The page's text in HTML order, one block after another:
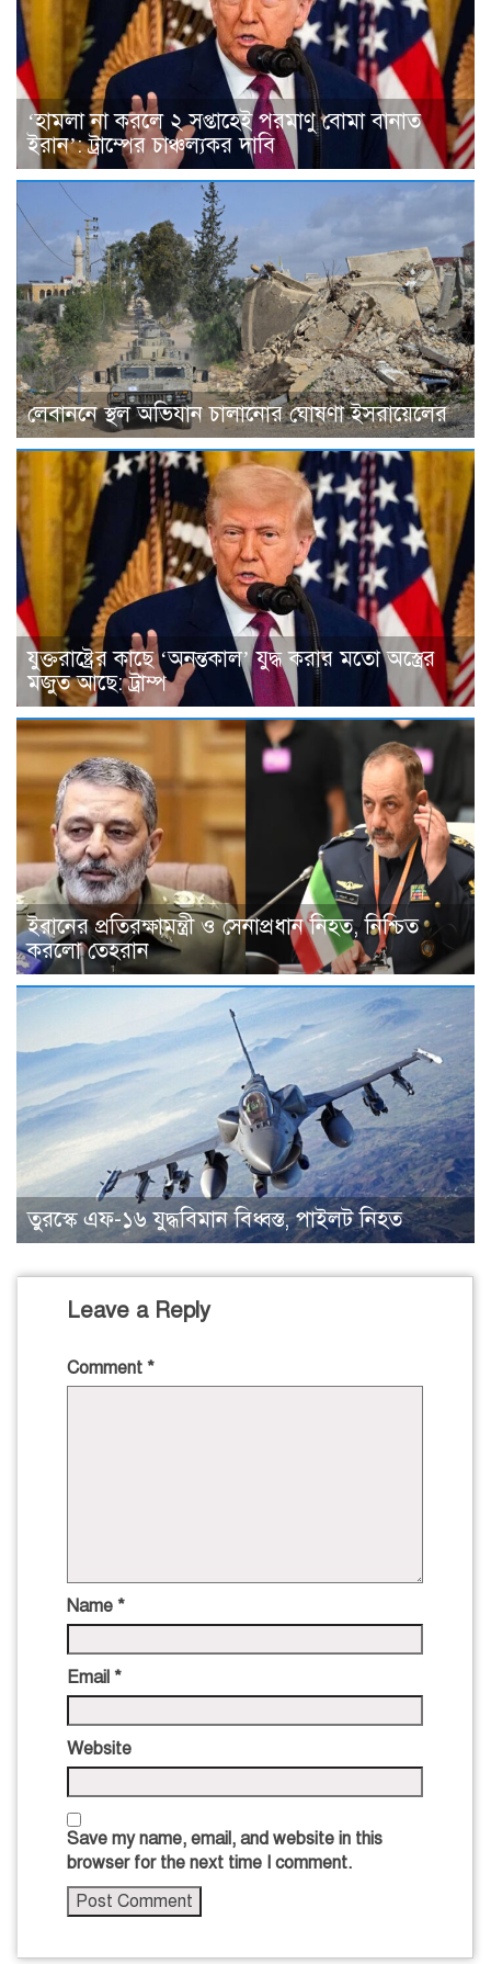
‘হামলা না করলে ২ সপ্তাহেই পরমাণু বোমা বানাত
ইরান’: ট্রাম্পের চাঞ্চল্যকর দাবি
লেবাননে স্থল অভিযান চালানোর ঘোষণা ইসরায়েলের
যুক্তরাষ্ট্রের কাছে ‘অনন্তকাল’ যুদ্ধ করার মতো অস্ত্রের
মজুত আছে: ট্রাম্প
ইরানের প্রতিরক্ষামন্ত্রী ও সেনাপ্রধান নিহত, নিশ্চিত
করলো তেহরান
তুরস্কে এফ-১৬ যুদ্ধবিমান বিধ্বস্ত, পাইলট নিহত
Leave a Reply
Comment *
Name *
Email *
Website
Save my name, email, and website in this
browser for the next time I comment.